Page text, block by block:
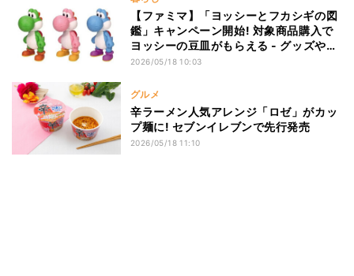
【ファミマ】「ヨッシーとフカシギの図
鑑」キャンペーン開始! 対象商品購入で
ヨッシーの豆皿がもらえる - グッズや一
番くじも発売
2026/05/18 10:03
グルメ
辛ラーメン人気アレンジ「ロゼ」がカッ
プ麺に! セブンイレブンで先行発売
2026/05/18 11:10